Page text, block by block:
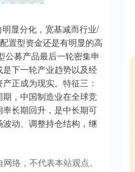
显分化，宽基减而行业/
置型资金还是有明显的高
公募产品最后一轮密集申
下一轮产业趋势以及经
正成为现实。特征三：
，中国制造业在全球竞
长期回升，是中长期可
动、调整持仓结构，继
络，不代表本站观点。